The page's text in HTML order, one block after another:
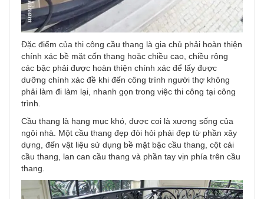
Đặc điểm của thi công cầu thang là gia chủ phải hoàn thiện
chính xác bề mặt cốn thang hoặc chiều cao, chiều rộng
các bậc phải được hoàn thiện chính xác để lấy được
dưỡng chính xác đề khi đến công trình người thợ không
phải làm đi làm lại, nhanh gọn trong việc thi công tại công
trình.
Cầu thang là hạng mục khó, được coi là xương sống của
ngôi nhà. Một cầu thang đẹp đòi hỏi phải đẹp từ phần xây
dựng, đến vật liệu sử dụng bề mặt bậc cầu thang, cột cái
cầu thang, lan can cầu thang và phần tay vịn phía trên cầu
thang.